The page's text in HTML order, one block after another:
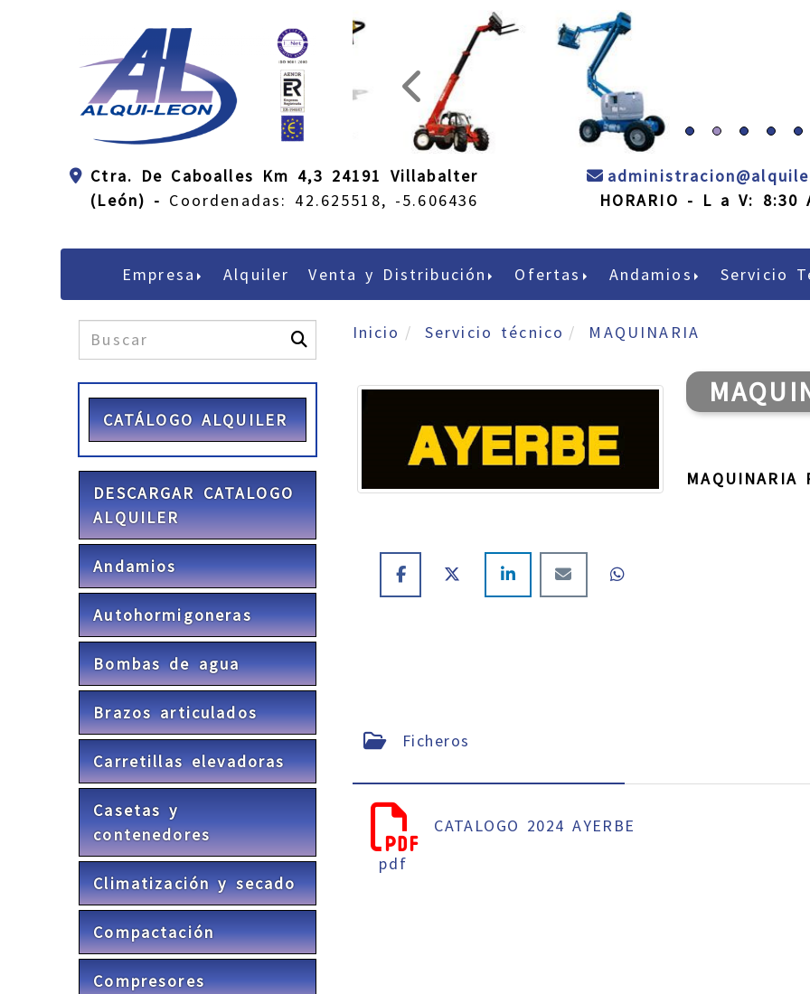
Ctra. De Caboalles Km 4,3 24191 Villabalter
(León) - Coordenadas: 42.625518, -5.606436
administracion
HORARIO - L a V: 8:30
Empresa Alquiler Venta y Distribución Ofertas Andamios Servicio
CATÁLOGO ALQUILER
DESCARGAR CATALOGO
ALQUILER
Andamios
Autohormigoneras
Bombas de agua
Brazos articulados
Carretillas elevadoras
Casetas y
contenedores
Climatización y secado
Compactación
Compresores
Inicio Servicio técnico MAQUINARIA
MAQUINARIA
Ficheros
pdf
CATALOGO 2024 AYERBE